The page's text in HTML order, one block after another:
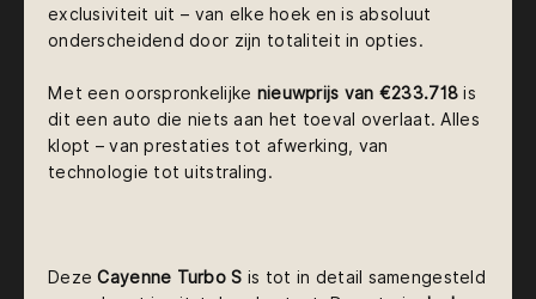
exclusiviteit uit – van elke hoek en is absoluut
onderscheidend door zijn totaliteit in opties.
Met een oorspronkelijke nieuwprijs van €233.718 is
dit een auto die niets aan het toeval overlaat. Alles
klopt – van prestaties tot afwerking, van
technologie tot uitstraling.
DezeCayenne Turbo S is tot in detail samengesteld